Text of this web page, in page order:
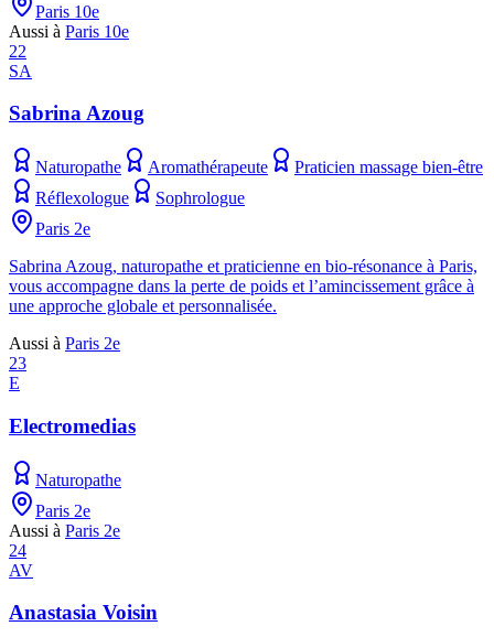
Paris 10e
Aussi à Paris 10e
22
SA
Sabrina Azoug
Naturopathe Aromathérapeute
Praticien massage bien-être
Réflexologue
Sophrologue
Paris 2e
Sabrina Azoug, naturopathe et praticienne en bio-résonance à Paris,
vous accompagne dans la perte de poids et l’amincissement grâce à
une approche globale et personnalisée.
Aussi à Paris 2e
23
E
Electromedias
Naturopathe
Paris 2e
Aussi à Paris 2e
24
AV
Anastasia Voisin